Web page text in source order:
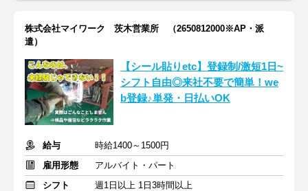
株式会社マイワーク 茨木営業所 （2650812000※AP・派
遣）
【シール貼りetc】登録制/激短1日~
シフト自由◎来社不要で簡単！we
b登録♪単発・日払いOK
給与
時給1400～1500円
雇用形態
アルバイト・パート
シフト
週1日以上 1日3時間以上